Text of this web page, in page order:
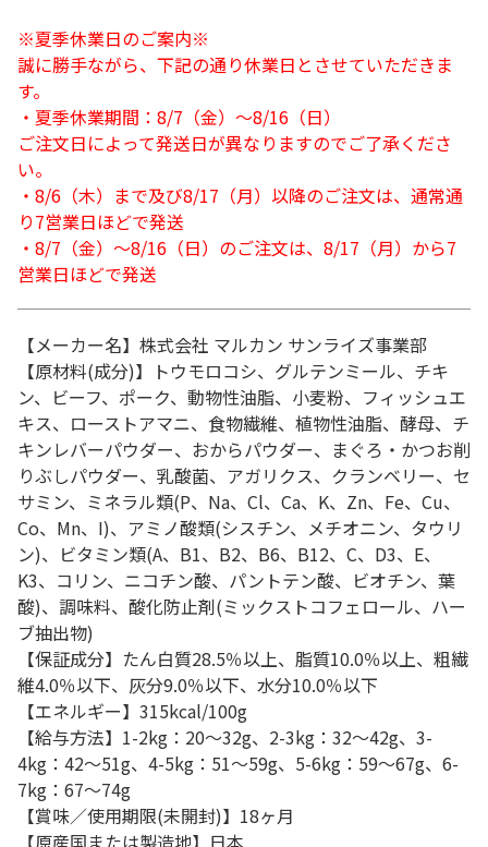
※夏季休業日のご案内※
誠に勝手ながら、下記の通り休業日とさせていただきま
す。
・夏季休業期間：8/7（金）～8/16（日）
ご注文日によって発送日が異なりますのでご了承くださ
い。
・8/6（木）まで及び8/17（月）以降のご注文は、通常通
り7営業日ほどで発送
・8/7（金）～8/16（日）のご注文は、8/17（月）から7
営業日ほどで発送
【メーカー名】株式会社 マルカン サンライズ事業部
【原材料(成分)】トウモロコシ、グルテンミール、チキ
ン、ビーフ、ポーク、動物性油脂、小麦粉、フィッシュエ
キス、ローストアマニ、食物繊維、植物性油脂、酵母、チ
キンレバーパウダー、おからパウダー、まぐろ・かつお削
りぶしパウダー、乳酸菌、アガリクス、クランベリー、セ
サミン、ミネラル類(P、Na、Cl、Ca、K、Zn、Fe、Cu、
Co、Mn、I)、アミノ酸類(シスチン、メチオニン、タウリ
ン)、ビタミン類(A、B1、B2、B6、B12、C、D3、E、
K3、コリン、ニコチン酸、パントテン酸、ビオチン、葉
酸)、調味料、酸化防止剤(ミックストコフェロール、ハー
ブ抽出物)
【保証成分】たん白質28.5％以上、脂質10.0％以上、粗繊
維4.0％以下、灰分9.0％以下、水分10.0％以下
【エネルギー】315kcal/100g
【給与方法】1-2kg：20～32g、2-3kg：32～42g、3-
4kg：42～51g、4-5kg：51～59g、5-6kg：59～67g、6-
7kg：67～74g
【賞味／使用期限(未開封)】18ヶ月
【原産国または製造地】日本